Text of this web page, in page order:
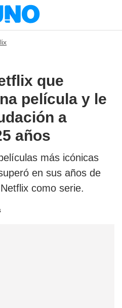
que
película y le
a
años
más icónicas
en sus años de
como serie.